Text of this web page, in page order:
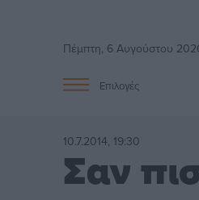
Πέμπτη, 6 Αυγούστου
Επιλογές
10.7.2014, 19:30
Σαν